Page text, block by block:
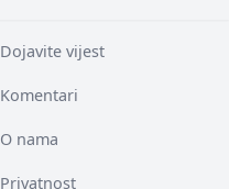
Dojavite vijest
Komentari
O nama
Privatnost